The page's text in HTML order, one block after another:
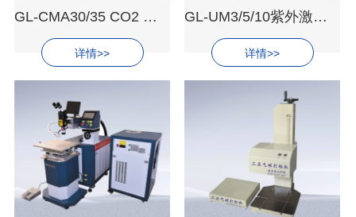
GL-CMA30/35 CO2 激光喷码机
详情>>
GL-UM3/5/10紫外激光打标机
详情>>